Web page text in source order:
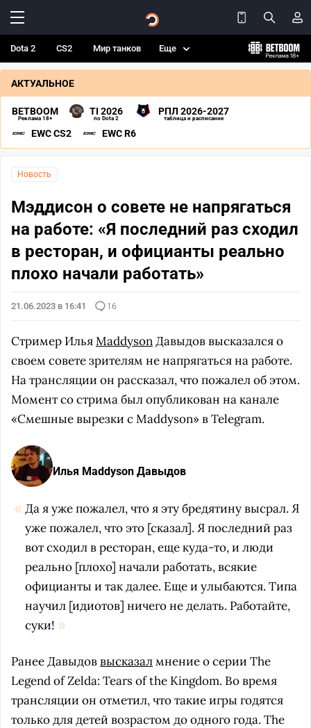
Dota 2 CS2 Мир танков Еще
АКТУАЛЬНОЕ
BETBOOM
Реклама 18+
TI 2026
по Dota 2
РПЛ 2026-2027
таблица и расписание
EWC CS2 EWC R6
Новость
Мэддисон о совете не напрягаться
на работе: «Я последний раз сходил
в ресторан, и официанты реально
плохо начали работать»
21.06.2023 в 16:41 16
Стример ИльяMaddysonДавыдов высказался о
своем совете зрителям не напрягаться на работе.
На трансляции он рассказал, что пожалел об этом.
Момент со стрима был опубликован на канале
«Смешные вырезки с Maddyson» в Telegram.
Илья Maddyson Давыдов
Да я уже пожалел, что я эту бредятину высрал. Я
уже пожалел, что это [сказал]. Я последний раз
вот сходил в ресторан, еще куда-то, и люди
реально [плохо] начали работать, всякие
официанты и так далее. Еще и улыбаются. Типа
научил [идиотов] ничего не делать. Работайте,
суки!
Ранее Давыдоввысказалмнение о серии The
Legend of Zelda: Tears of the Kingdom. Во время
трансляции он отметил, что такие игры годятся
только для детей возрастом до одного года. The